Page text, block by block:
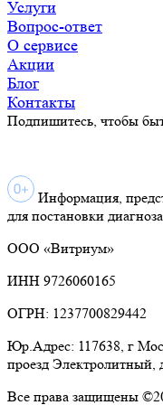
Услуги
Вопрос-ответ
О сервисе
Акции
Блог
Контакты
Подпишитесь, чтобы
Информация,
для постановки
ООО «Витриум»
ИНН 9726060165
ОГРН: 1237700829442
Юр.Адрес: 117638, г
проезд Электролитный,
Все права защищены